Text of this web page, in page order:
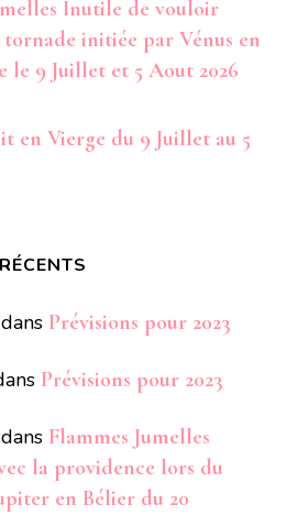
Inutile de vouloir
initiée par Vénus en
le 9 Juillet et 5 Aout 2026
en Vierge du 9 Juillet au 5
dans Prévisions pour 2023
Prévisions pour 2023
dans Flammes Jumelles
la providence lors du
en Bélier du 20